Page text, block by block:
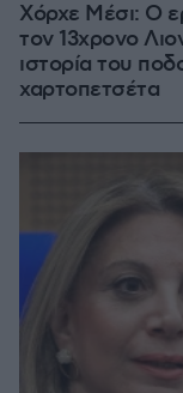
Χόρχε Μέσι: Ο
τον 13χρονο
ιστορία του
χαρτοπετσέτα